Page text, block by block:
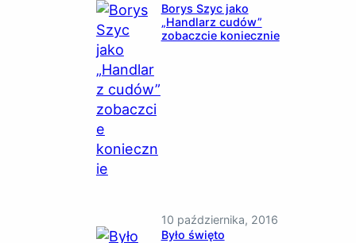
Borys Szyc jako
„Handlarz cudów”
zobaczcie koniecznie
10 października, 2016
Było święto